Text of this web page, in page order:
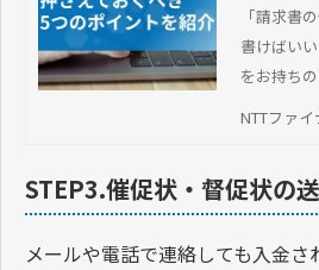
ポイン
「請求書
書けばい
をお持ち
求書の催
NTTファ
STEP3.催促状・督促状の
メールや電話で連絡しても入金